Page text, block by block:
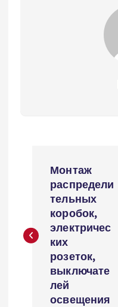
и
Монтаж
распредели
тельных
коробок,
электричес
ких
розеток,
выключате
лей
освещения